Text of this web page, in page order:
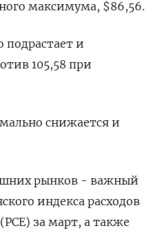
максимума, $86,56.
подрастает и
105,58 при
снижается и
рынков - важный
индекса расходов
за март, а также